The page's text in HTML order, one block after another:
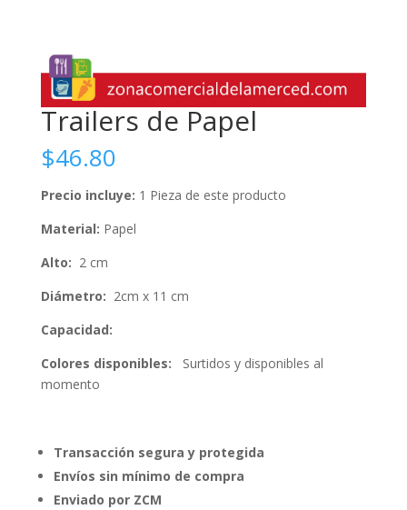
Trailers de Papel
$46.80
Precio incluye: 1 Pieza de este producto
Material: Papel
Alto: 2 cm
Diámetro: 2cm x 11 cm
Capacidad:
Colores disponibles: Surtidos y disponibles al
momento
Transacción segura y protegida
Envíos sin mínimo de compra
Enviado por ZCM